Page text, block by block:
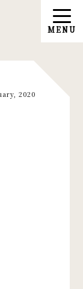
2020